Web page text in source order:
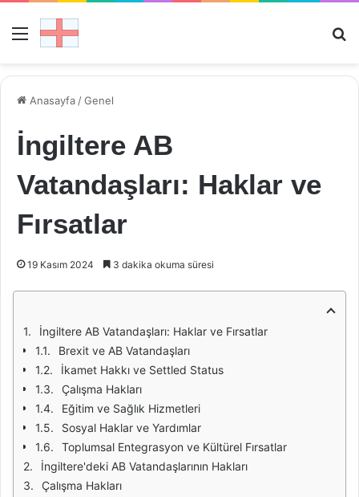
Menü
Anasayfa /Genel
İngiltere AB
Vatandaşları: Haklar ve
Fırsatlar
19 Kasım 2024 3 dakika okuma süresi
İngiltere AB Vatandaşları: Haklar ve Fırsatlar
Brexit ve AB Vatandaşları
İkamet Hakkı ve Settled Status
Çalışma Hakları
Eğitim ve Sağlık Hizmetleri
Sosyal Haklar ve Yardımlar
Toplumsal Entegrasyon ve Kültürel Fırsatlar
İngiltere'deki AB Vatandaşlarının Hakları
Çalışma Hakları